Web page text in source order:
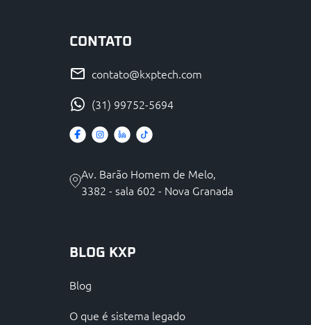
CONTATO
contato@kxptech.com
(31) 99752-5694
Av. Barão Homem de Melo,
3382 - sala 602 - Nova Granada
BLOG KXP
Blog
O que é sistema legado